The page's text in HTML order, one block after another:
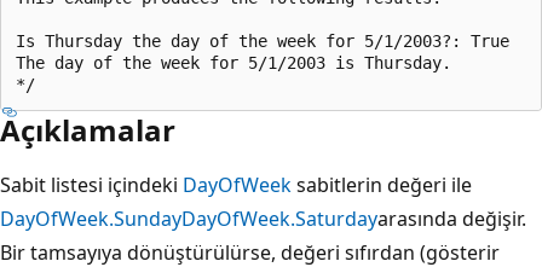
Is Thursday the day of the week for 5/1/2003?: True
The day of the week for 5/1/2003 is Thursday.
Açıklamalar
Sabit listesi içindeki DayOfWeeksabitlerin değeri ile
DayOfWeek.SundayDayOfWeek.Saturdayarasında değişir.
Bir tamsayıya dönüştürülürse, değeri sıfırdan (gösterir